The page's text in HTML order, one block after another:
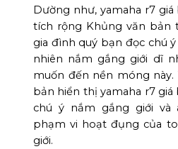
Dường như, yamaha r7
tích rộng Khủng văn bản
gia đình quý bạn đọc chú
nhiên nắm gắng giới dĩ
muốn đến nền móng này.
bản hiển thị yamaha r7 giá
chú ý nắm gắng giới và
phạm vi hoạt đụng của
giới.